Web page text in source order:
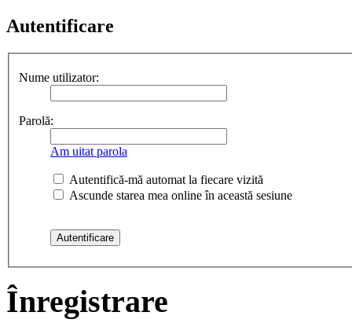
Autentificare
Nume utilizator:
Parolă:
Am uitat parola
Autentifică-mă automat la fiecare vizită
Ascunde starea mea online în această sesiune
Înregistrare